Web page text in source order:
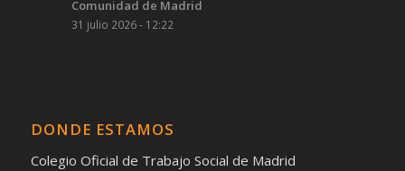
Comunidad de Madrid
31 julio 2026 - 12:22
DONDE ESTAMOS
Colegio Oficial de Trabajo Social de Madrid